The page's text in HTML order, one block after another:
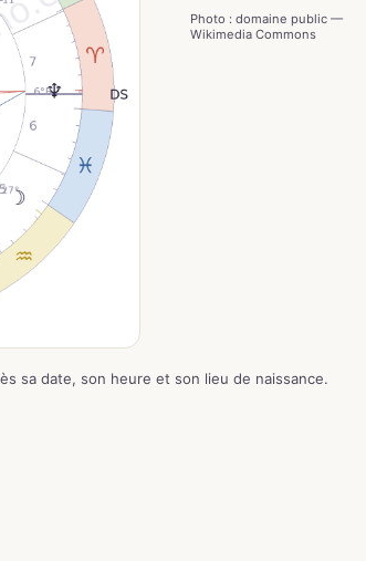
Photo : domaine public —
Wikimedia Commons
sa date, son heure et son lieu de naissance.